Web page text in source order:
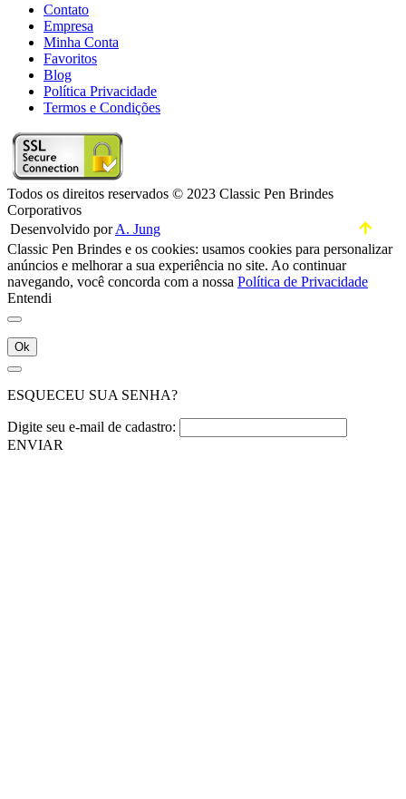
Contato
Empresa
Minha Conta
Favoritos
Blog
Política Privacidade
Termos e Condições
Todos os direitos reservados © 2023 Classic Pen Brindes
Corporativos
Desenvolvido porA. Jung
Classic Pen Brindes e os cookies: usamos cookies para personalizar
anúncios e melhorar a sua experiência no site. Ao continuar
navegando, você concorda com a nossa Política de Privacidade
Entendi
Ok
ESQUECEU SUA SENHA?
Digite seu e-mail de cadastro:
ENVIAR